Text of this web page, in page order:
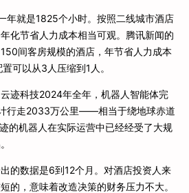
年就是1825个小时。按照二线城市酒店
化节省人力成本相当可观。腾讯新闻的
间客房规模的酒店，年节省人力成本
可以从3人压缩到1人。
迹科技2024年全年，机器人智能体完
行走2033万公里——相当于绕地球赤道
的机器人在实际运营中已经经受了大规
的数据是6到12个月。对酒店投资人来
的，意味着改造决策的财务压力不大。